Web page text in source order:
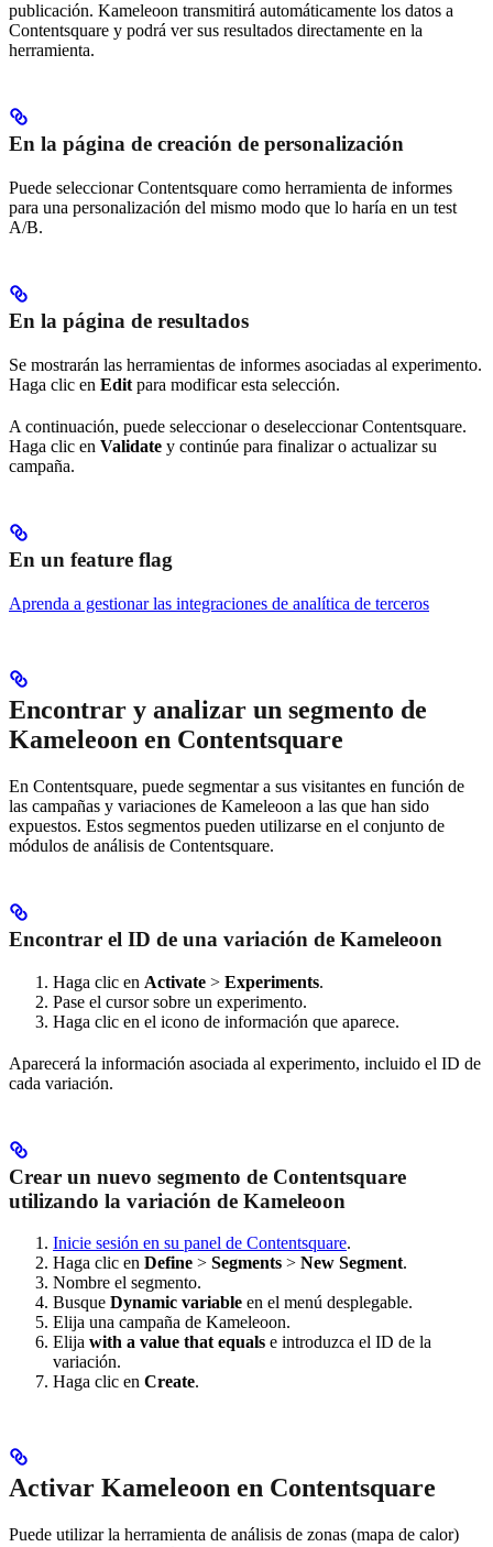
publicación. Kameleoon transmitirá automáticamente los datos a
Contentsquare y podrá ver sus resultados directamente en la
herramienta.
En la página de creación de personalización
Puede seleccionar Contentsquare como herramienta de informes
para una personalización del mismo modo que lo haría en un test
A/B.
En la página de resultados
Se mostrarán las herramientas de informes asociadas al experimento.
Haga clic en Edit para modificar esta selección.
A continuación, puede seleccionar o deseleccionar Contentsquare.
Haga clic en Validate y continúe para finalizar o actualizar su
campaña.
En un feature flag
Aprenda a gestionar las integraciones de analítica de terceros
Encontrar y analizar un segmento de
Kameleoon en Contentsquare
En Contentsquare, puede segmentar a sus visitantes en función de
las campañas y variaciones de Kameleoon a las que han sido
expuestos. Estos segmentos pueden utilizarse en el conjunto de
módulos de análisis de Contentsquare.
Encontrar el ID de una variación de Kameleoon
Haga clic en Activate > Experiments.
Pase el cursor sobre un experimento.
Haga clic en el icono de información que aparece.
Aparecerá la información asociada al experimento, incluido el ID de
cada variación.
Crear un nuevo segmento de Contentsquare
utilizando la variación de Kameleoon
Inicie sesión en su panel de Contentsquare.
Haga clic en Define > Segments > New Segment.
Nombre el segmento.
Busque Dynamic variable en el menú desplegable.
Elija una campaña de Kameleoon.
Elija with a value that equals e introduzca el ID de la
variación.
Haga clic en Create.
Activar Kameleoon en Contentsquare
Puede utilizar la herramienta de análisis de zonas (mapa de calor)